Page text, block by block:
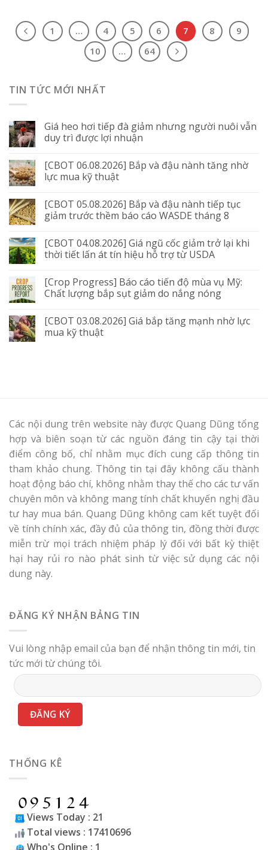
1 … 4 5 6 7 8
9
10
… 64
TIN TỨC MỚI NHẤT
Giá heo hơi tiếp đà giảm nhưng người nuôi vẫn
duy trì được lợi nhuận
[CBOT 06.08.2026] Bắp và đậu nành tăng nhờ
lực mua kỹ thuật
[CBOT 05.08.2026] Bắp và đậu nành tiếp tục
giảm trước thềm báo cáo WASDE tháng 8
[CBOT 04.08.2026] Giá ngũ cốc giảm trở lại khi
thời tiết lấn át tín hiệu hỗ trợ từ USDA
[Crop Progress] Báo cáo tiến độ mùa vụ Mỹ:
Chất lượng bắp sụt giảm do nắng nóng
[CBOT 03.08.2026] Giá bắp tăng mạnh nhờ lực
mua kỹ thuật
Các nội dung trên website này được Quang Dũng tổng
hợp và biên soạn từ các nguồn đáng tin cậy tại thời
điểm công bố, chỉ nhằm mục đích cung cấp thông tin
tham khảo chung. Thông tin tại đây không cấu thành
hoạt động báo chí, không nhằm thay thế cho các tư vấn
chuyên môn và không mang tính chất khuyến nghị đầu
tư hay mua bán. Quang Dũng không cam kết tuyệt đối
về tính chính xác, đầy đủ của thông tin, đồng thời được
miễn trừ mọi trách nhiệm pháp lý đối với bất kỳ thiệt
hại hay rủi ro nào phát sinh từ việc sử dụng các nội
dung này.
ĐĂNG KÝ NHẬN BẢNG TIN
Vui lòng nhập email của bạn để nhận thông tin mới, tin
tức mới từ chúng tôi.
THỐNG KÊ
Views Today : 21
Total views : 17410696
Who's Online : 1